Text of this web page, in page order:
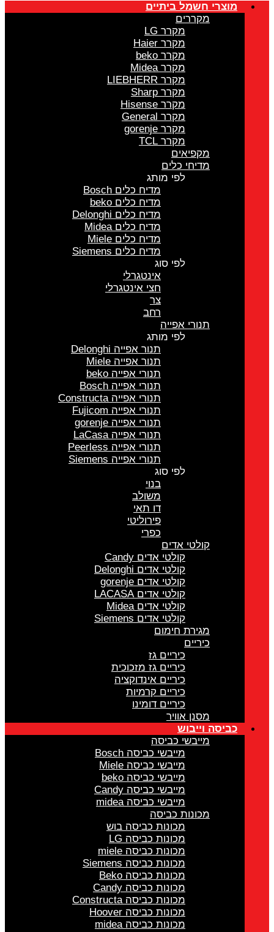
מוצרי חשמל ביתיים
מקררים
מקרר LG
מקרר Haier
מקרר beko
מקרר Midea
מקרר LIEBHERR
מקרר Sharp
מקרר Hisense
מקרר General
מקרר gorenje
מקרר TCL
מקפיאים
מדיחי כלים
לפי מותג
מדיח כלים Bosch
מדיח כלים beko
מדיח כלים Delonghi
מדיח כלים Midea
מדיח כלים Miele
מדיח כלים Siemens
לפי סוג
אינטגרלי
חצי אינטגרלי
צר
רחב
תנורי אפייה
לפי מותג
תנור אפייה Delonghi
תנור אפייה Miele
תנורי אפייה beko
תנורי אפייה Bosch
תנורי אפייה Constructa
תנורי אפייה Fujicom
תנורי אפייה gorenje
תנורי אפייה LaCasa
תנורי אפייה Peerless
תנורי אפייה Siemens
לפי סוג
בנוי
משולב
דו תאי
פירוליטי
כפרי
קולטי אדים
קולטי אדים Candy
קולטי אדים Delonghi
קולטי אדים gorenje
קולטי אדים LACASA
קולטי אדים Midea
קולטי אדים Siemens
מגירת חימום
כיריים
כיריים גז
כיריים גז מזכוכית
כיריים אינדוקציה
כיריים קרמיות
כיריים דומינו
מסנן אוויר
כביסה וייבוש
מייבשי כביסה
מייבשי כביסה Bosch
מייבשי כביסה Miele
מייבשי כביסה beko
מייבשי כביסה Candy
מייבשי כביסה midea
מכונות כביסה
מכונות כביסה בוש
מכונות כביסה LG
מכונות כביסה miele
מכונות כביסה Siemens
מכונות כביסה Beko
מכונות כביסה Candy
מכונות כביסה Constructa
מכונות כביסה Hoover
מכונות כביסה midea